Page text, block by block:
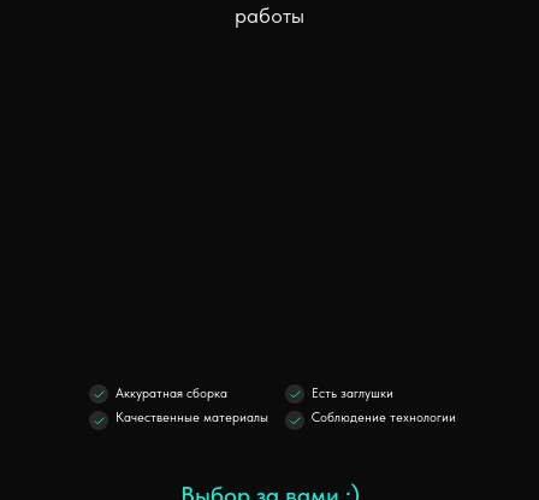
работы
Аккуратная сборка
Качественные материалы
Есть заглушки
Соблюдение технологии